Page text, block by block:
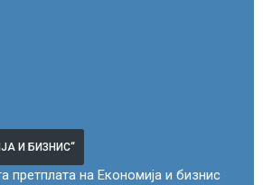
И БИЗНИС“
претплата на Економија и бизнис